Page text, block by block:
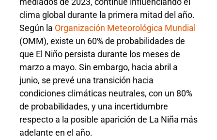
clima global durante la primera mitad del año.
Según la Organización Meteorológica Mundial
(OMM), existe un 60% de probabilidades de
que El Niño persista durante los meses de
marzo a mayo. Sin embargo, hacia abril a
junio, se prevé una transición hacia
condiciones climáticas neutrales, con un 80%
de probabilidades, y una incertidumbre
respecto a la posible aparición de La Niña más
adelante en el año.